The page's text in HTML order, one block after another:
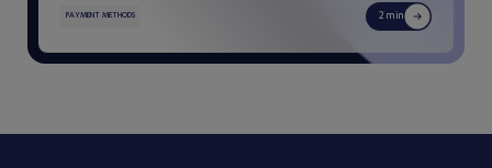
PAYMENT METHODS 2 min